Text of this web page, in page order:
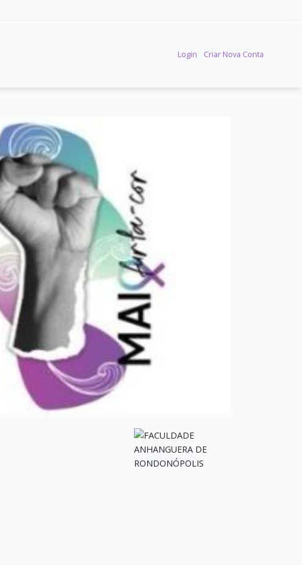
Login Criar Nova Conta